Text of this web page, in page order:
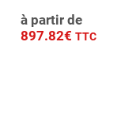
à partir de
897.82€ TTC